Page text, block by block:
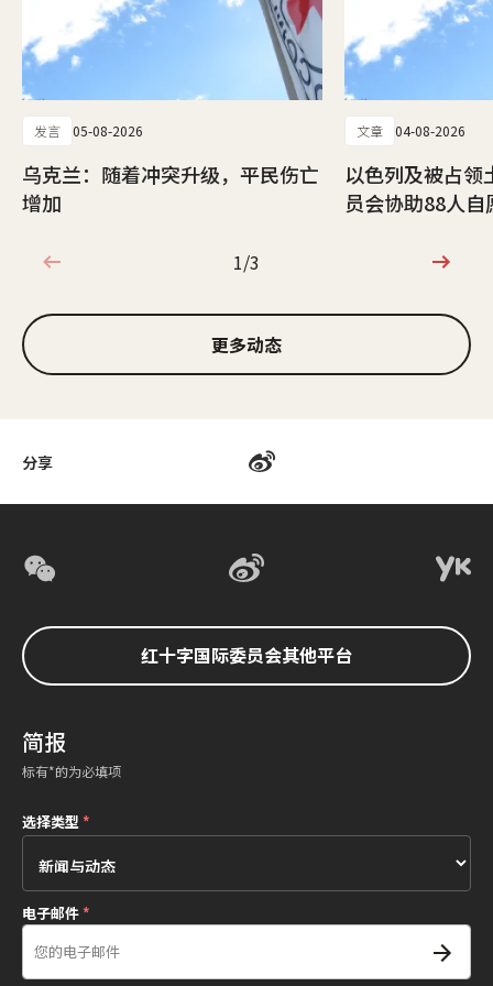
分享
发言 05-08-2026
乌克兰：随着冲突升级，平民伤亡
增加
文章 04-08-2026
以色列及被占领
员会协助88人
1/3
1/3
更多动态
红十字国际委员会其他平台
简报
标有*的为必填项
选择类型*
电子邮件*